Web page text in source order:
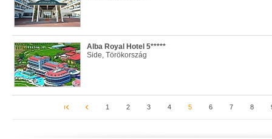
Alba Royal Hotel 5*****
Side, Törökország
1 2 3 4 5 6 7 8